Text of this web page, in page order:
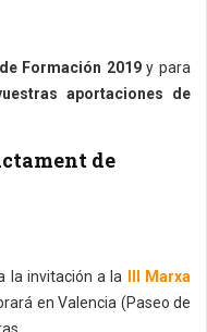
Formación 2019y para
aportaciones de
de
la invitación a la
III Marxa
en Valencia (Paseo de